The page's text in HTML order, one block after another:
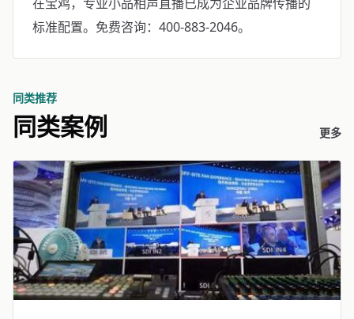
标准配置。免费咨询：400-883-2046。
同类推荐
同类案例 更多